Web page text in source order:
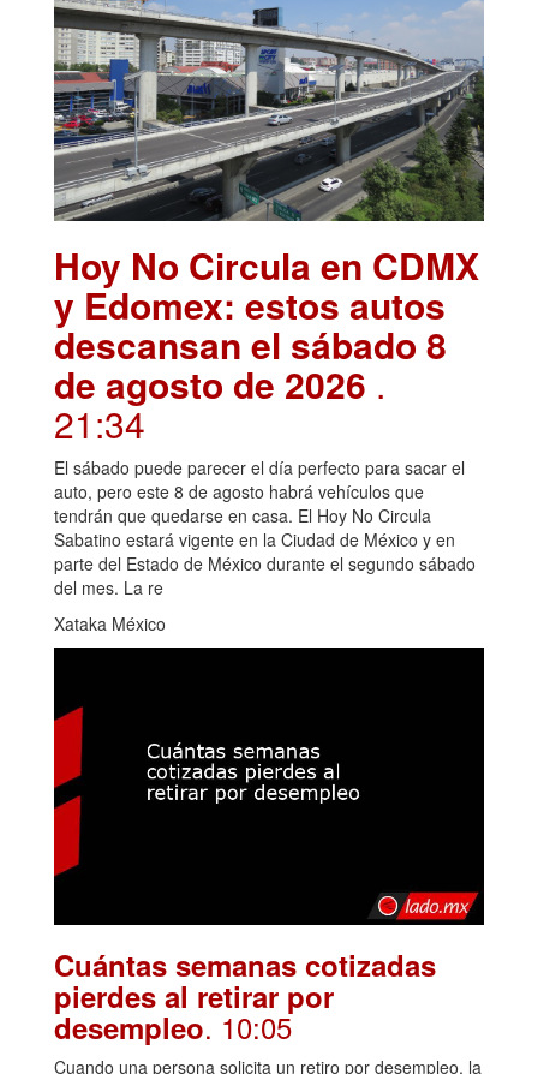
Hoy No Circula en CDMX
y Edomex: estos autos
descansan el sábado 8
de agosto de 2026 .
21:34
El sábado puede parecer el día perfecto para sacar el
auto, pero este 8 de agosto habrá vehículos que
tendrán que quedarse en casa. El Hoy No Circula
Sabatino estará vigente en la Ciudad de México y en
parte del Estado de México durante el segundo sábado
del mes. La re
Xataka México
Cuántas semanas cotizadas
pierdes al retirar por
desempleo. 10:05
Cuando una persona solicita un retiro por desempleo, la